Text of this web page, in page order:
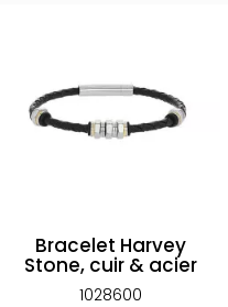
Bracelet Harvey
Stone, cuir & acier
1028600